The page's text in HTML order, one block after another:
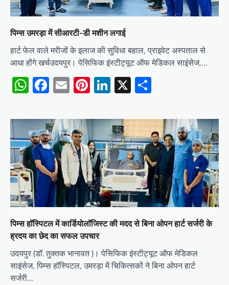
पिम्स उमरड़ा में सीआरटी-डी मशीन लगाई
हार्ट फेल वाले मरीजों के इलाज की सुविधा बहाल, प्राइवेट अस्पताल से
आधा होंगे खर्चउदयपुर। पेसिफिक इंस्टीट्यूट ऑफ मेडिकल साइंसेज,…
WhatsApp
Facebook
EmailPinterest
LinkedIn
X
पिम्स हॉस्पिटल में कार्डियोलॉजिस्ट की मदद से बिना ओपन हार्ट सर्जरी के
ह्रदय का छेद का सफल उपचार
उदयपुर (डॉ. तुक्तक भानावत )। पेसिफिक इंस्टीट्यूट ऑफ मेडिकल
साइंसेज, पिम्स हॉस्पिटल, उमरड़ा में चिकित्सकों ने बिना ओपन हार्ट
सर्जरी…